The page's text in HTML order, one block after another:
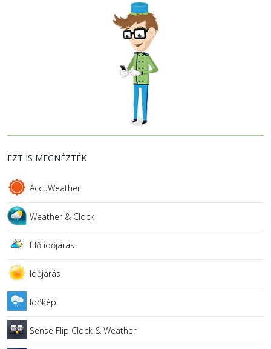
EZT IS MEGNÉZTÉK
AccuWeather
Weather & Clock
Élő időjárás
Időjárás
Időkép
Sense Flip Clock & Weather